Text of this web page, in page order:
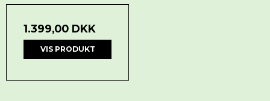
1.399,00 DKK
VIS PRODUKT